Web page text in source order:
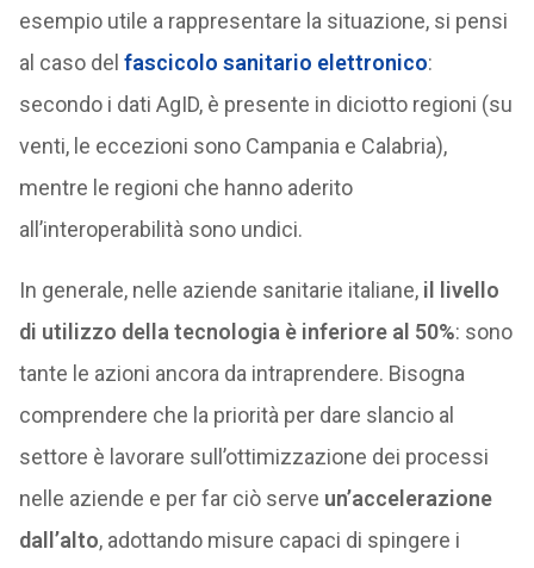
esempio utile a rappresentare la situazione, si pensi
al caso del fascicolo sanitario elettronico:
secondo i dati AgID, è presente in diciotto regioni (su
venti, le eccezioni sono Campania e Calabria),
mentre le regioni che hanno aderito
all’interoperabilità sono undici.
In generale, nelle aziende sanitarie italiane, il livello
di utilizzo della tecnologia è inferiore al 50%: sono
tante le azioni ancora da intraprendere. Bisogna
comprendere che la priorità per dare slancio al
settore è lavorare sull’ottimizzazione dei processi
nelle aziende e per far ciò serve un’accelerazione
dall’alto, adottando misure capaci di spingere i